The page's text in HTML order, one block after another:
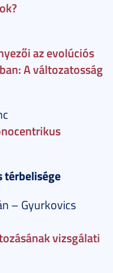
az evolúciós
A változatosság
térbelisége
– Gyurkovics
vizsgálati